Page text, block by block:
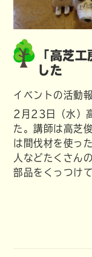
「高芝
した
イベントの活動
2月23日（水）
た。講師は高芝
は間伐材を使っ
人などたくさん
部品をくっつけ